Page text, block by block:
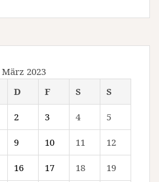
März 2023
D F S S
2 3 4 5
9 10 11 12
16 17 18 19